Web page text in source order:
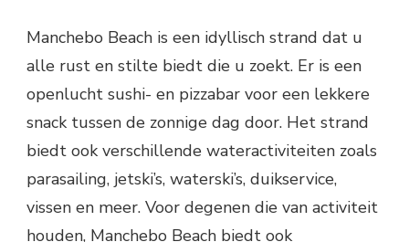
Manchebo Beach is een idyllisch strand dat u
alle rust en stilte biedt die u zoekt. Er is een
openlucht sushi- en pizzabar voor een lekkere
snack tussen de zonnige dag door. Het strand
biedt ook verschillende wateractiviteiten zoals
parasailing, jetski’s, waterski’s, duikservice,
vissen en meer. Voor degenen die van activiteit
houden, Manchebo Beach biedt ook